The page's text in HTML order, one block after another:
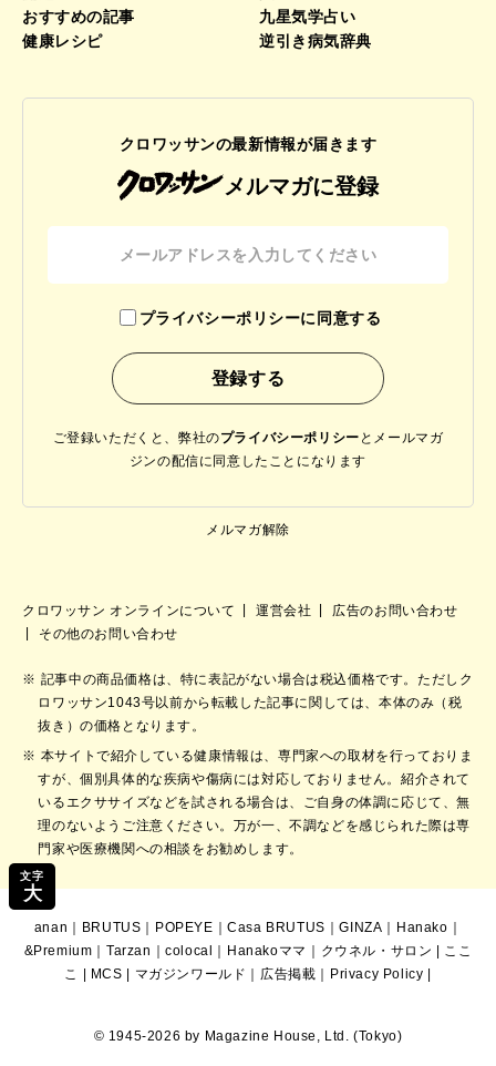
文字
大
おすすめの記事
九星気学占い
健康レシピ
逆引き病気辞典
クロワッサンの最新情報が届きます
メルマガに登録
プライバシーポリシーに同意する
ご登録いただくと、弊社のプライバシーポリシー と メールマガ
ジンの配信に同意したことになります
メルマガ解除
クロワッサン オンラインについて 運営会社
広告のお問い合わせ
その他のお問い合わせ
記事中の商品価格は、特に表記がない場合は税込価格です。ただしク
ロワッサン1043号以前から転載した記事に関しては、本体のみ（税
抜き）の価格となります。
本サイトで紹介している健康情報は、専門家への取材を行っておりま
すが、個別具体的な疾病や傷病には対応しておりません。紹介されて
いるエクササイズなどを試される場合は、ご自身の体調に応じて、無
理のないようご注意ください。万が一、不調などを感じられた際は専
門家や医療機関への相談をお勧めします。
anan ｜ BRUTUS ｜ POPEYE ｜Casa BRUTUS ｜GINZA ｜ Hanako ｜
&Premium ｜Tarzan ｜colocal ｜ Hanakoママ ｜ クウネル・サロン | ここ
こ
| MCS | マガジンワールド ｜ 広告掲載 ｜ Privacy Policy |
© 1945-2026 by Magazine House, Ltd. (Tokyo)